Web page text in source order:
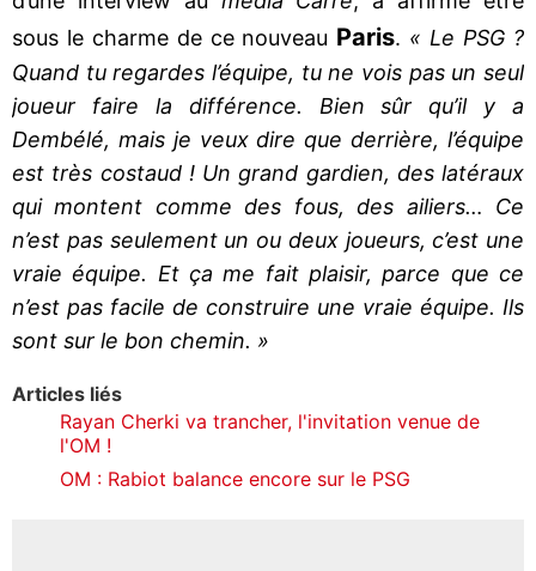
sous le charme de ce nouveau Paris. « Le PSG ?
Quand tu regardes l’équipe, tu ne vois pas un seul
joueur faire la différence. Bien sûr qu’il y a
Dembélé, mais je veux dire que derrière, l’équipe
est très costaud ! Un grand gardien, des latéraux
qui montent comme des fous, des ailiers… Ce
n’est pas seulement un ou deux joueurs, c’est une
vraie équipe. Et ça me fait plaisir, parce que ce
n’est pas facile de construire une vraie équipe. Ils
sont sur le bon chemin. »
Articles liés
Rayan Cherki va trancher, l'invitation venue de
l'OM !
OM : Rabiot balance encore sur le PSG